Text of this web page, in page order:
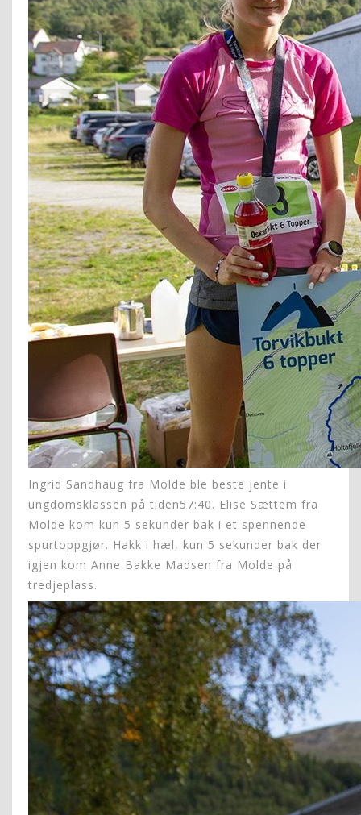
Ingrid Sandhaug fra Molde ble beste jente i
ungdomsklassen på tiden57:40. Elise Sættem fra
Molde kom kun 5 sekunder bak i et spennende
spurtoppgjør. Hakk i hæl, kun 5 sekunder bak der
igjen kom Anne Bakke Madsen fra Molde på
tredjeplass.